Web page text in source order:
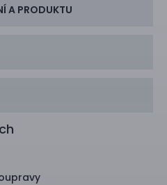
A PRODUKTU